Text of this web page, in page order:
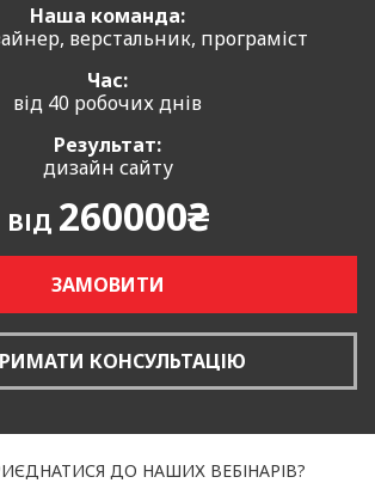
Наша команда:
верстальник, програміст
Час:
від 40 робочих днів
Результат:
дизайн сайту
ВІД 260000₴
ЗАМОВИТИ
КОНСУЛЬТАЦІЮ
ДО НАШИХ ВЕБІНАРІВ?